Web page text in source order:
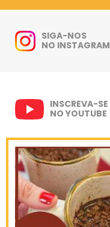
SIGA-NOS
NO INSTAGRAM
INSCREVA-SE
NO YOUTUBE